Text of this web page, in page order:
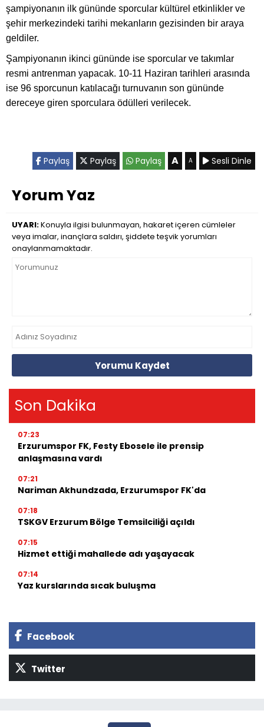
şampiyonanın ilk gününde sporcular kültürel etkinlikler ve
şehir merkezindeki tarihi mekanların gezisinden bir araya
geldiler.
Şampiyonanın ikinci gününde ise sporcular ve takımlar
resmi antrenman yapacak. 10-11 Haziran tarihleri arasında
ise 96 sporcunun katılacağı turnuvanın son gününde
dereceye giren sporculara ödülleri verilecek.
Paylaş Paylaş Paylaş A A Sesli Dinle
Yorum Yaz
UYARI:Konuyla ilgisi bulunmayan, hakaret içeren cümleler
veya imalar, inançlara saldırı, şiddete teşvik yorumları
onaylanmamaktadır.
Yorumu Kaydet
Son Dakika
07:23
Erzurumspor FK, Festy Ebosele ile prensip
anlaşmasına vardı
07:21
Nariman Akhundzada, Erzurumspor FK'da
07:18
TSKGV Erzurum Bölge Temsilciliği açıldı
07:15
Hizmet ettiği mahallede adı yaşayacak
07:14
Yaz kurslarında sıcak buluşma
Facebook
Twitter